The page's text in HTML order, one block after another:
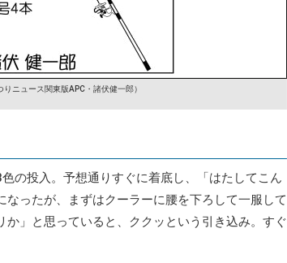
ニュース関東版APC・諸伏健一郎）
の投入。予想通りすぐに着底し、「はたしてこん
ったが、まずはクーラーに腰を下ろして一服して
」と思っていると、ククッという引き込み。すぐ